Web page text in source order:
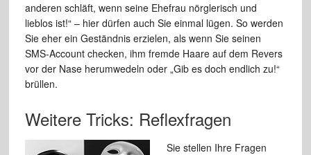
anderen schläft, wenn seine Ehefrau nörglerisch und
lieblos ist!“ – hier dürfen auch Sie einmal lügen. So werden
Sie eher ein Geständnis erzielen, als wenn Sie seinen
SMS-Account checken, ihm fremde Haare auf dem Revers
vor der Nase herumwedeln oder „Gib es doch endlich zu!“
brüllen.
Weitere Tricks: Reflexfragen
Sie stellen Ihre Fragen